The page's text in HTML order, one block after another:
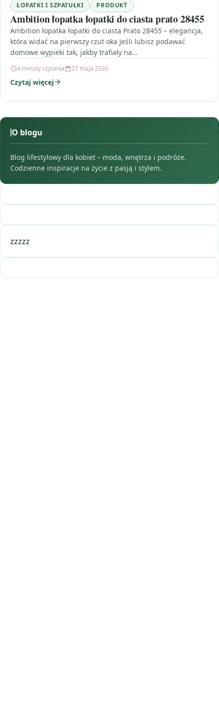
ŁOPATKI I SZPATUŁKI PRODUKT
Ambition łopatka łopatki do ciasta prato 28455
Ambition łopatka łopatki do ciasta Prato 28455 – elegancja,
która widać na pierwszy rzut oka Jeśli lubisz podawać
domowe wypieki tak, jakby trafiały na…
4 minuty czytania 27 maja 2026
Czytaj więcej
O blogu
Blog lifestylowy dla kobiet – moda, wnętrza i podróże.
Codzienne inspiracje na życie z pasją i stylem.
zzzzz